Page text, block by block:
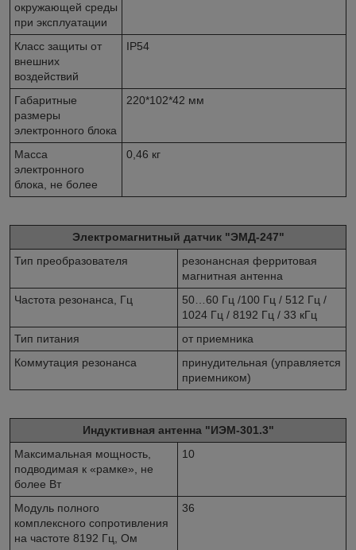
окружающей среды
при эксплуатации
Класс защиты от
внешних
воздействий
IP54
Габаритные
размеры
электронного блока
220*102*42 мм
Масса
электронного
блока, не более
0,46 кг
Электромагнитный датчик "ЭМД-247"
Тип преобразователя
резонансная ферритовая
магнитная антенна
Частота резонанса, Гц
50…60 Гц /100 Гц / 512 Гц /
1024 Гц / 8192 Гц / 33 кГц
Тип питания
от приемника
Коммутация резонанса
принудительная (управляется
приемником)
Индуктивная антенна "ИЭМ-301.3"
Максимальная мощность,
подводимая к «рамке», не
более Вт
10
Модуль полного
комплексного сопротивления
на частоте 8192 Гц, Ом
36